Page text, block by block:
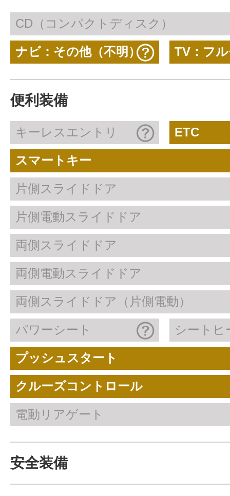
CD（コンパクトディスク）
ナビ：その他（不明） TV：フ
便利装備
キーレスエントリ ETC
スマートキー
片側スライドドア
片側電動スライドドア
両側スライドドア
両側電動スライドドア
両側スライドドア（片側電動）
パワーシート シートヒ
プッシュスタート
クルーズコントロール
電動リアゲート
安全装備